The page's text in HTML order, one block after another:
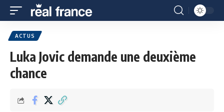
ACTUS
Luka Jovic demande une deuxième
chance